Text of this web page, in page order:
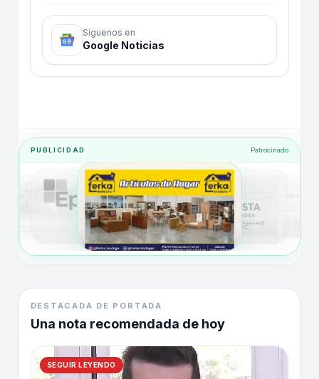
Síguenos en
Google Noticias
PUBLICIDAD Patrocinado
DESTACADA DE PORTADA
Una nota recomendada de hoy
SEGUIR LEYENDO